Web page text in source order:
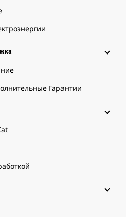
Гарантии